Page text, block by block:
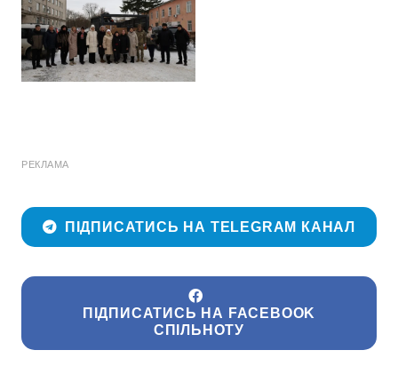
РЕКЛАМА
ПІДПИСАТИСЬ НА TELEGRAM КАНАЛ
ПІДПИСАТИСЬ НА FACEBOOK
СПІЛЬНОТУ